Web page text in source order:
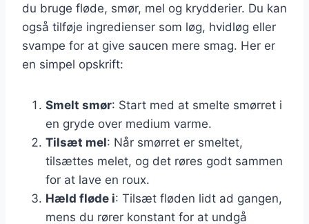
du bruge fløde, smør, mel og krydderier. Du kan
også tilføje ingredienser som løg, hvidløg eller
svampe for at give saucen mere smag. Her er
en simpel opskrift:
Smelt smør: Start med at smelte smørret i
en gryde over medium varme.
Tilsæt mel: Når smørret er smeltet,
tilsættes melet, og det røres godt sammen
for at lave en roux.
Hæld fløde i: Tilsæt fløden lidt ad gangen,
mens du rører konstant for at undgå